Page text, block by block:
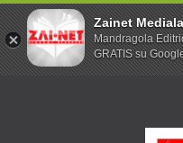
Zainet
Mandragola
GRATIS su